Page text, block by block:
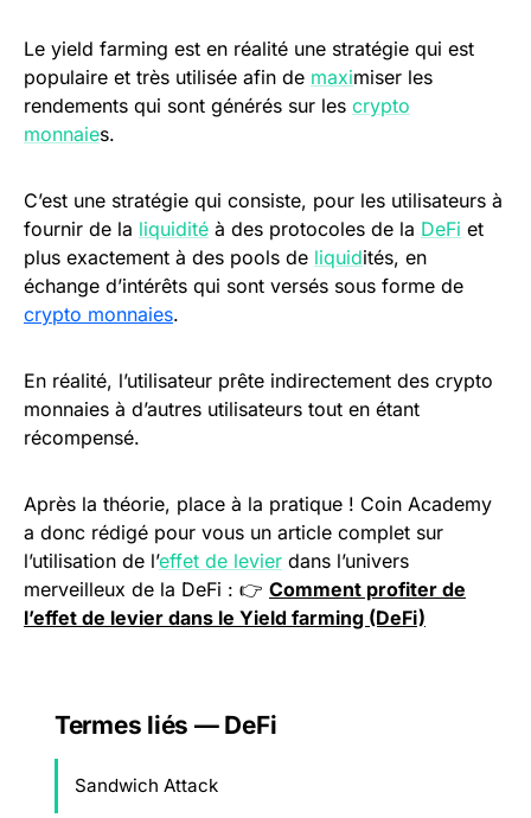
Le yield farming est en réalité une stratégie qui est
populaire et très utilisée afin de maximiser les
rendements qui sont générés sur les crypto
monnaies.
C’est une stratégie qui consiste, pour les utilisateurs à
fournir de la liquidité à des protocoles de la DeFi et
plus exactement à des pools de liquidités, en
échange d’intérêts qui sont versés sous forme de
crypto monnaies.
En réalité, l’utilisateur prête indirectement des crypto
monnaies à d’autres utilisateurs tout en étant
récompensé.
Après la théorie, place à la pratique ! Coin Academy
a donc rédigé pour vous un article complet sur
l’utilisation de l’effet de levier dans l’univers
merveilleux de la DeFi : 👉 Comment profiter de
l’effet de levier dans le Yield farming (DeFi)
Termes liés — DeFi
Sandwich Attack